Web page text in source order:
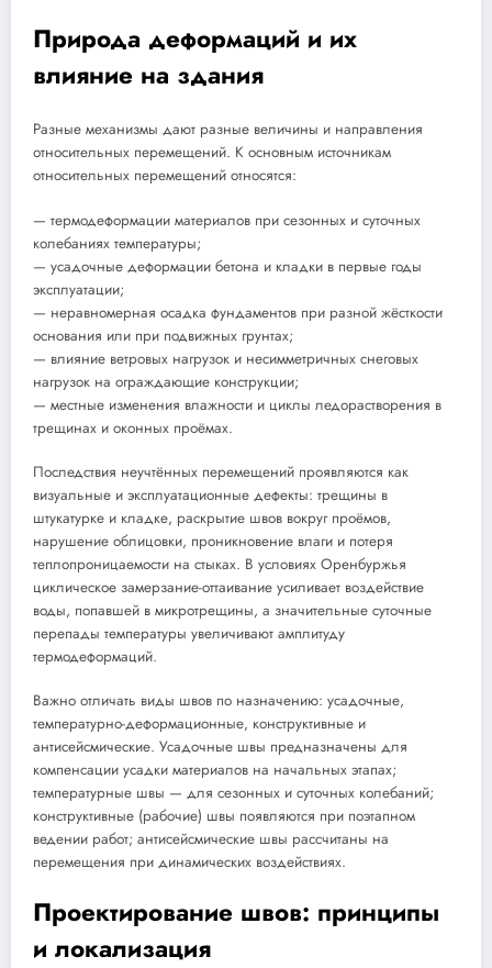
Природа деформаций и их
влияние на здания
Разные механизмы дают разные величины и направления
относительных перемещений. К основным источникам
относительных перемещений относятся:
— термодеформации материалов при сезонных и суточных
колебаниях температуры;
— усадочные деформации бетона и кладки в первые годы
эксплуатации;
— неравномерная осадка фундаментов при разной жёсткости
основания или при подвижных грунтах;
— влияние ветровых нагрузок и несимметричных снеговых
нагрузок на ограждающие конструкции;
— местные изменения влажности и циклы ледорастворения в
трещинах и оконных проёмах.
Последствия неучтённых перемещений проявляются как
визуальные и эксплуатационные дефекты: трещины в
штукатурке и кладке, раскрытие швов вокруг проёмов,
нарушение облицовки, проникновение влаги и потеря
теплопроницаемости на стыках. В условиях Оренбуржья
циклическое замерзание-оттаивание усиливает воздействие
воды, попавшей в микротрещины, а значительные суточные
перепады температуры увеличивают амплитуду
термодеформаций.
Важно отличать виды швов по назначению: усадочные,
температурно-деформационные, конструктивные и
антисейсмические. Усадочные швы предназначены для
компенсации усадки материалов на начальных этапах;
температурные швы — для сезонных и суточных колебаний;
конструктивные (рабочие) швы появляются при поэтапном
ведении работ; антисейсмические швы рассчитаны на
перемещения при динамических воздействиях.
Проектирование швов: принципы
и локализация